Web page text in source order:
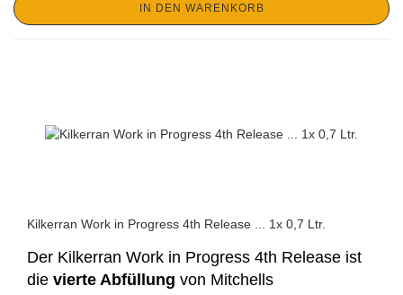
IN DEN WARENKORB
Kilkerran Work in Progress 4th Release ... 1x 0,7 Ltr.
Der Kilkerran Work in Progress 4th Release ist
die vierte Abfüllung von Mitchells